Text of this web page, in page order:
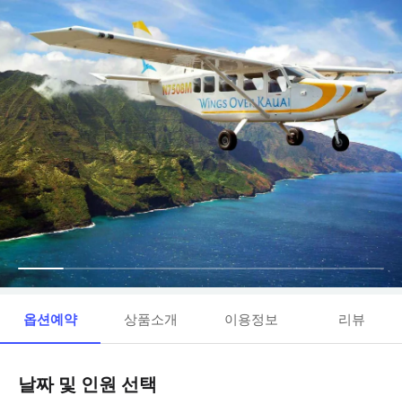
옵션예약 상품소개 이용정보 리뷰
날짜 및 인원 선택